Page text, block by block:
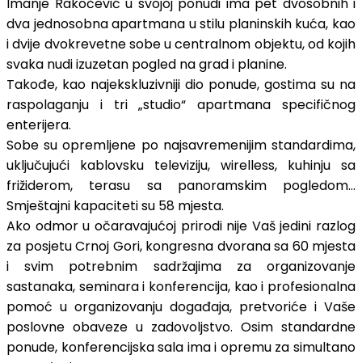
dva jednosobna apartmana u stilu planinskih kuća, kao
i dvije dvokrevetne sobe u centralnom objektu, od kojih
svaka nudi izuzetan pogled na grad i planine.
Takođe, kao najekskluzivniji dio ponude, gostima su na
raspolaganju i tri „studio“ apartmana specifičnog
enterijera.
Sobe su opremljene po najsavremenijim standardima,
uključujući kablovsku televiziju, wirelless, kuhinju sa
frižiderom, terasu sa panoramskim pogledom...
Smještajni kapaciteti su 58 mjesta.
Ako odmor u očaravajućoj prirodi nije Vaš jedini razlog
za posjetu Crnoj Gori, kongresna dvorana sa 60 mjesta
i svim potrebnim sadržajima za organizovanje
sastanaka, seminara i konferencija, kao i profesionalna
pomoć u organizovanju događaja, pretvoriće i Vaše
poslovne obaveze u zadovoljstvo. Osim standardne
ponude, konferencijska sala ima i opremu za simultano